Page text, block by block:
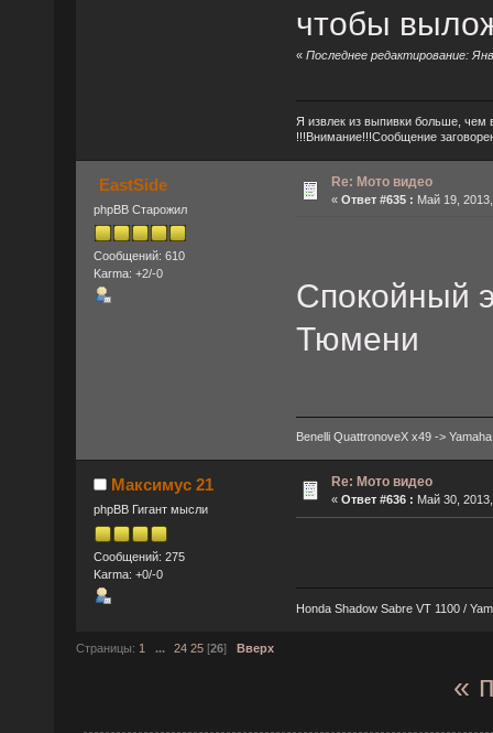
чтобы
« Последнее редактирование:
Я извлек из выпивки больше, чем
!!!Внимание!!!Сообщение
EastSide
phpBB Старожил
Сообщений: 610
Karma: +2/-0
Re: Мото видео
« Ответ #635 : Май 19,
Спокойный
Тюмени
Benelli QuattronoveX x49 ->
Максимус 21
phpBB Гигант мысли
Сообщений: 275
Karma: +0/-0
Re: Мото видео
« Ответ #636 : Май 30,
Honda Shadow Sabre VT 1100 /
Страницы: 1 ... 24 25 [26] Вверх
«